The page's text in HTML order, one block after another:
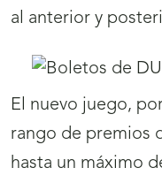
al anterior y
El nuevo juego,
rango de premios
hasta un máximo